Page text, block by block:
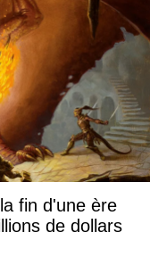
fin d'une ère
de dollars